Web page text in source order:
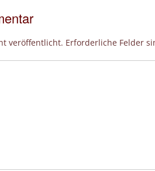
veröffentlicht. Erforderliche Felder